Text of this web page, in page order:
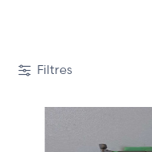
Filtres